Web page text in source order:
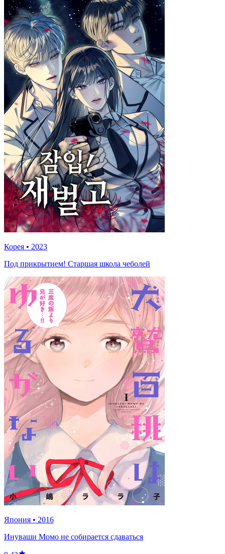
Корея • 2023
Под прикрытием! Старшая школа чеболей
Япония • 2016
Инуваши Момо не собирается сдаваться